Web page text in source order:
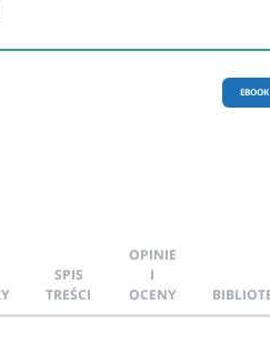
EBOOK
SPIS
TREŚCI
OPINIE
I
OCENY